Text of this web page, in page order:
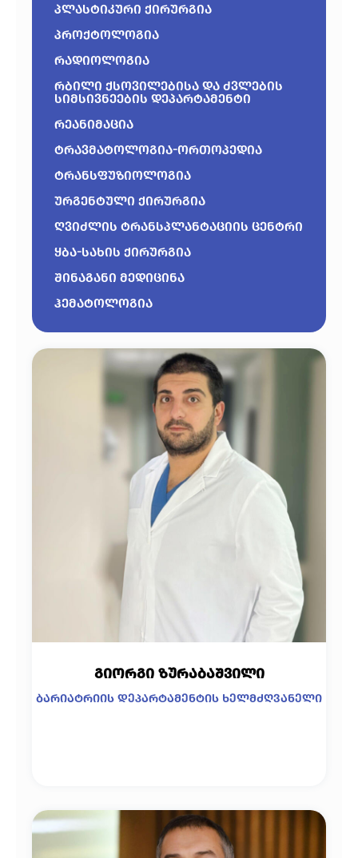
პლასტიკური ქირურგია
პროქტოლოგია
რადიოლოგია
რბილი ქსოვილებისა და ძვლების
სიმსივნეების დეპარტამენტი
რეანიმაცია
ტრავმატოლოგია-ორთოპედია
ტრანსფუზიოლოგია
ურგენტული ქირურგია
ღვიძლის ტრანსპლანტაციის ცენტრი
ყბა-სახის ქირურგია
შინაგანი მედიცინა
ჰემატოლოგია
გიორგი ზურაბაშვილი
ბარიატრიის დეპარტამენტის ხელმძღვანელი